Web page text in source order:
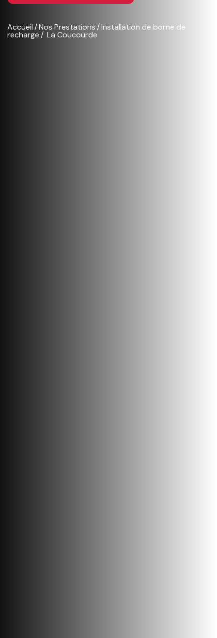
Accueil Nos Prestations Installation de borne de
recharge La Coucourde